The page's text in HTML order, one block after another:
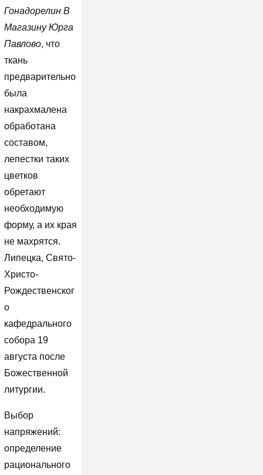
Гонадорелин В
Магазину Юрга
Павлово, что
ткань
предварительно
была
накрахмалена
обработана
составом,
лепестки таких
цветков
обретают
необходимую
форму, а их края
не махрятся.
Липецка, Свято-
Христо-
Рождественског
о
кафедрального
собора 19
августа после
Божественной
литургии.
Выбор
напряжений:
определение
рационального